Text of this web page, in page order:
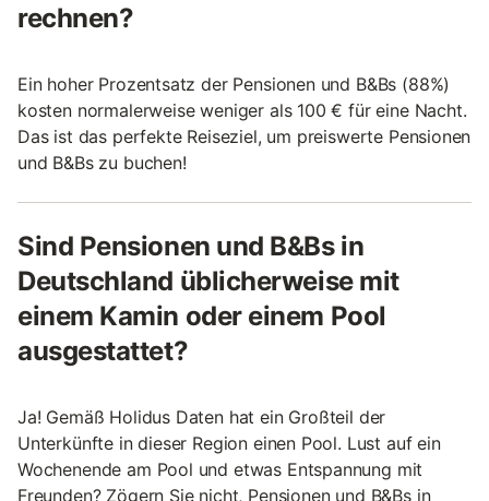
rechnen?
Ein hoher Prozentsatz der Pensionen und B&Bs (88%)
kosten normalerweise weniger als 100 € für eine Nacht.
Das ist das perfekte Reiseziel, um preiswerte Pensionen
und B&Bs zu buchen!
Sind Pensionen und B&Bs in
Deutschland üblicherweise mit
einem Kamin oder einem Pool
ausgestattet?
Ja! Gemäß Holidus Daten hat ein Großteil der
Unterkünfte in dieser Region einen Pool. Lust auf ein
Wochenende am Pool und etwas Entspannung mit
Freunden? Zögern Sie nicht, Pensionen und B&Bs in